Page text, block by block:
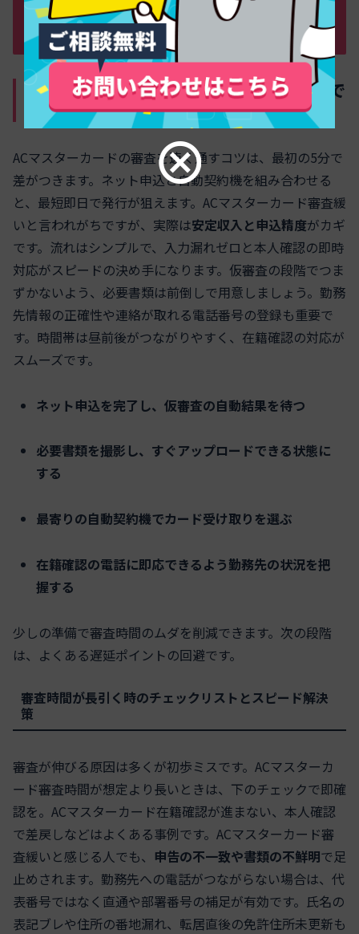
即日発行や審査時間を最速にするコツを
時系列で徹底ガイド
たったこれだけ！申し込みから発行まで
最短ルート
ACマスターカードの審査を速く通すコツは、最初の5分で
差がつきます。ネット申込と自動契約機を組み合わせる
と、最短即日で発行が狙えます。ACマスターカード審査緩
いと言われがちですが、実際は安定収入と申込精度がカギ
です。流れはシンプルで、入力漏れゼロと本人確認の即時
対応がスピードの決め手になります。仮審査の段階でつま
ずかないよう、必要書類は前倒しで用意しましょう。勤務
先情報の正確性や連絡が取れる電話番号の登録も重要で
す。時間帯は昼前後がつながりやすく、在籍確認の対応が
スムーズです。
ネット申込を完了し、仮審査の自動結果を待つ
必要書類を撮影し、すぐアップロードできる状態に
する
最寄りの自動契約機でカード受け取りを選ぶ
在籍確認の電話に即応できるよう勤務先の状況を把
握する
少しの準備で審査時間のムダを削減できます。次の段階
は、よくある遅延ポイントの回避です。
審査時間が長引く時のチェックリストとスピード解決
策
審査が伸びる原因は多くが初歩ミスです。ACマスターカ
ード審査時間が想定より長いときは、下のチェックで即確
認を。ACマスターカード在籍確認が進まない、本人確認
で差戻しなどはよくある事例です。ACマスターカード審
査緩いと感じる人でも、 申告の不一致や書類の不鮮明で足
止めされます。勤務先への電話がつながらない場合は、代
表番号ではなく直通や部署番号の補足が有効です。氏名の
表記ブレや住所の番地漏れ、転居直後の免許住所未更新も